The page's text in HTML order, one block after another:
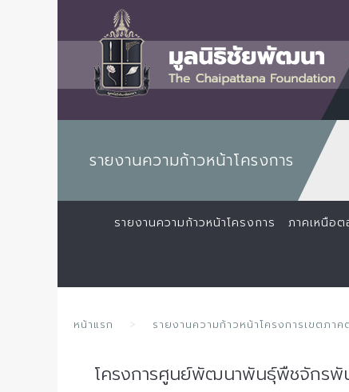
รายงานความก้าวหน้าโครงการ
รายงานความก้าวหน้าโครงการ ภาคเหนือ
หน้าแรก รายงานความก้าวหน้าโครงการเขตภา
โครงการศูนย์พัฒนาพันธุ์พืชจักร